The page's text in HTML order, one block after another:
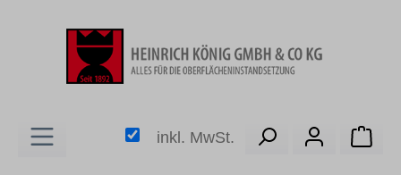
inkl. MwSt.